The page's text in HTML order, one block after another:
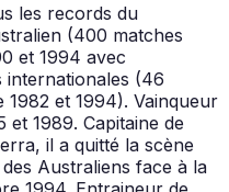
les records du
(400 matches
et 1994 avec
internationales (46
et 1994). Vainqueur
et 1989. Capitaine de
il a quitté la scène
Australiens face à la